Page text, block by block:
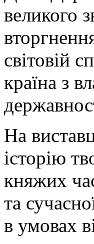
великого
світовій
країна з
На
історію
княжих
та
в умовах